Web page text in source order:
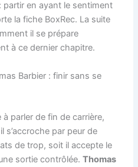
en ayant le sentiment
la fiche BoxRec. La suite
il se prépare
à ce dernier chapitre.
Barbier : finir sans se
parler de fin de carrière,
s’accroche par peur de
de trop, soit il accepte le
sortie contrôlée.Thomas